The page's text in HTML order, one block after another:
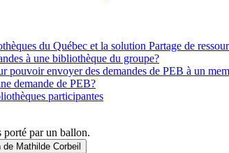
du Québec et la solution Partage de
à une bibliothèque du groupe?
pouvoir envoyer des demandes de PEB à un
demande de PEB?
participantes
de Mathilde Corbeil